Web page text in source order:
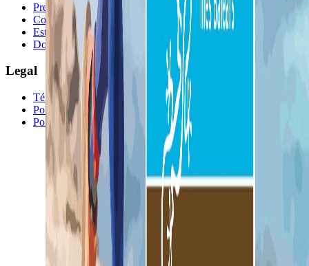
Preguntas frecuentes
Contacto
Estado del Sistema
Documentación API
Legal
Términos y Condiciones
Política de Privacidad
Política de Cookies